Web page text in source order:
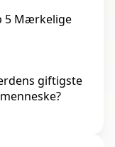
5 Mærkelige
giftigste